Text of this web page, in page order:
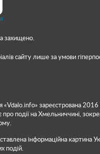
захищено.
сайту лише за умови
«Vdalo.info» зареєстрована 2016
про події на Хмельниччині,
інформаційна картина
подій.